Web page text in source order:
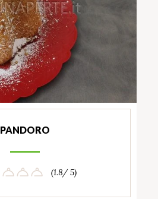
PANDORO
(1.8/ 5)